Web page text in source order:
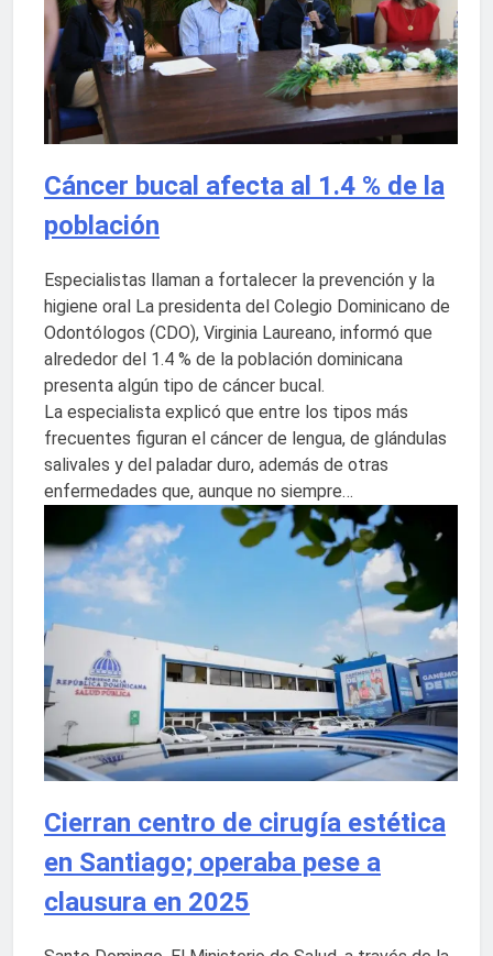
Cáncer bucal afecta al 1.4 % de la
población
Especialistas llaman a fortalecer la prevención y la
higiene oral La presidenta del Colegio Dominicano de
Odontólogos (CDO), Virginia Laureano, informó que
alrededor del 1.4 % de la población dominicana
presenta algún tipo de cáncer bucal.
La especialista explicó que entre los tipos más
frecuentes figuran el cáncer de lengua, de glándulas
salivales y del paladar duro, además de otras
enfermedades que, aunque no siempre…
Cierran centro de cirugía estética
en Santiago; operaba pese a
clausura en 2025